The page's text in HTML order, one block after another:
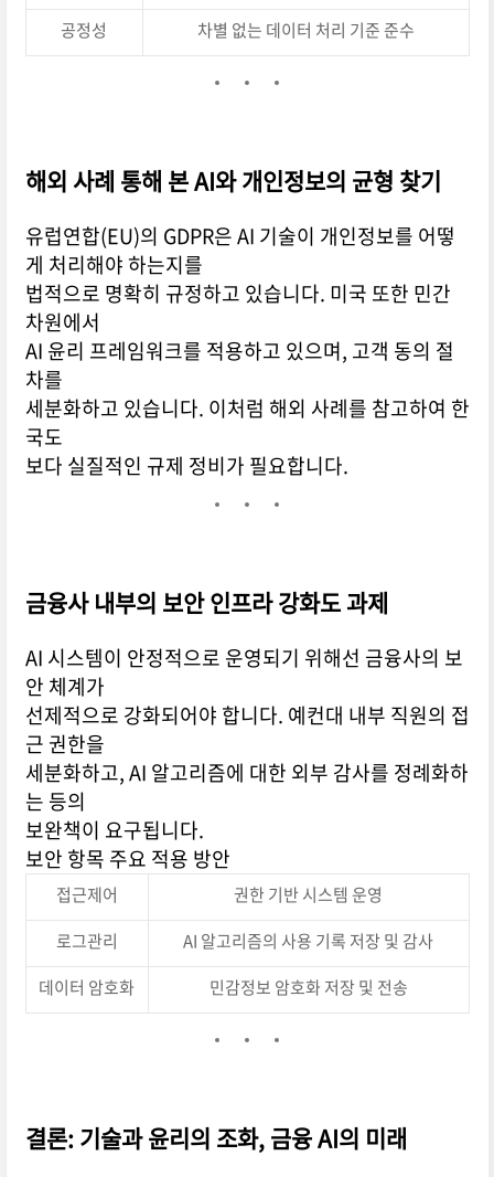
공정성 차별 없는 데이터 처리 기준 준수
해외 사례 통해 본 AI와 개인정보의 균형 찾기
유럽연합(EU)의 GDPR은 AI 기술이 개인정보를 어떻
게 처리해야 하는지를
법적으로 명확히 규정하고 있습니다. 미국 또한 민간
차원에서
AI 윤리 프레임워크를 적용하고 있으며, 고객 동의 절
차를
세분화하고 있습니다. 이처럼 해외 사례를 참고하여 한
국도
보다 실질적인 규제 정비가 필요합니다.
금융사 내부의 보안 인프라 강화도 과제
AI 시스템이 안정적으로 운영되기 위해선 금융사의 보
안 체계가
선제적으로 강화되어야 합니다. 예컨대 내부 직원의 접
근 권한을
세분화하고, AI 알고리즘에 대한 외부 감사를 정례화하
는 등의
보완책이 요구됩니다.
보안 항목 주요 적용 방안
접근제어
권한 기반 시스템 운영
로그관리
AI 알고리즘의 사용 기록 저장 및 감사
데이터 암호화
민감정보 암호화 저장 및 전송
결론: 기술과 윤리의 조화, 금융 AI의 미래